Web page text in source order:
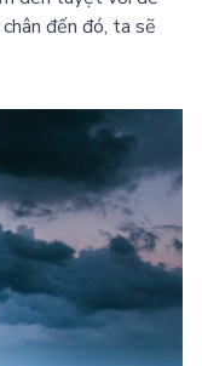
đến đó, ta sẽ